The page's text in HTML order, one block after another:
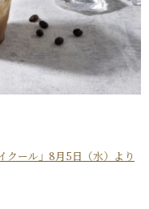
クール」8月5日（水）より